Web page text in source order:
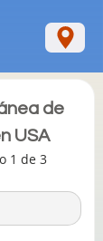
de
USA
1 de 3